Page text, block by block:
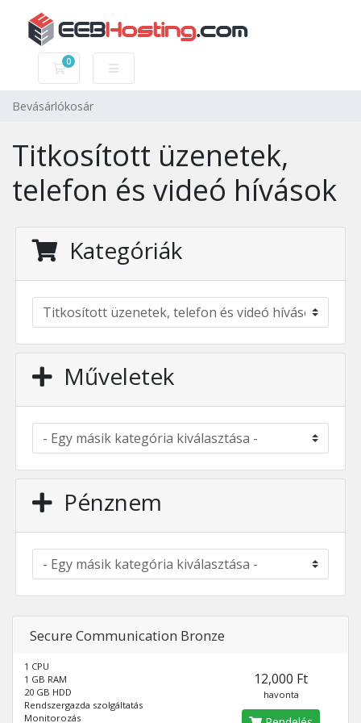
0
Bevásárlókosár
Bevásárlókosár
Titkosított üzenetek,
telefon és videó hívások
Kategóriák
Műveletek
Pénznem
Secure Communication Bronze
1 CPU
1 GB RAM
20 GB HDD
Rendszergazda szolgáltatás
Monitorozás
12,000 Ft
havonta